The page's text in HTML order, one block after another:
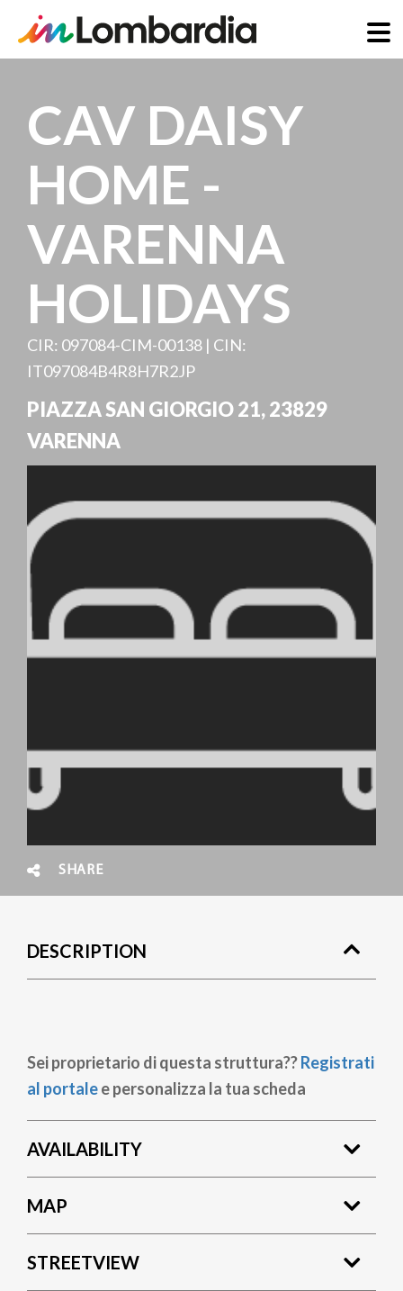
main
content
CAV DAISY
HOME -
VARENNA
HOLIDAYS
CIR: 097084-CIM-00138 | CIN:
IT097084B4R8H7R2JP
PIAZZA SAN GIORGIO 21,23829
VARENNA
SHARE
DESCRIPTION
Sei proprietario di questa struttura??Registrati
al portalee personalizza la tua scheda
AVAILABILITY
MAP
STREETVIEW